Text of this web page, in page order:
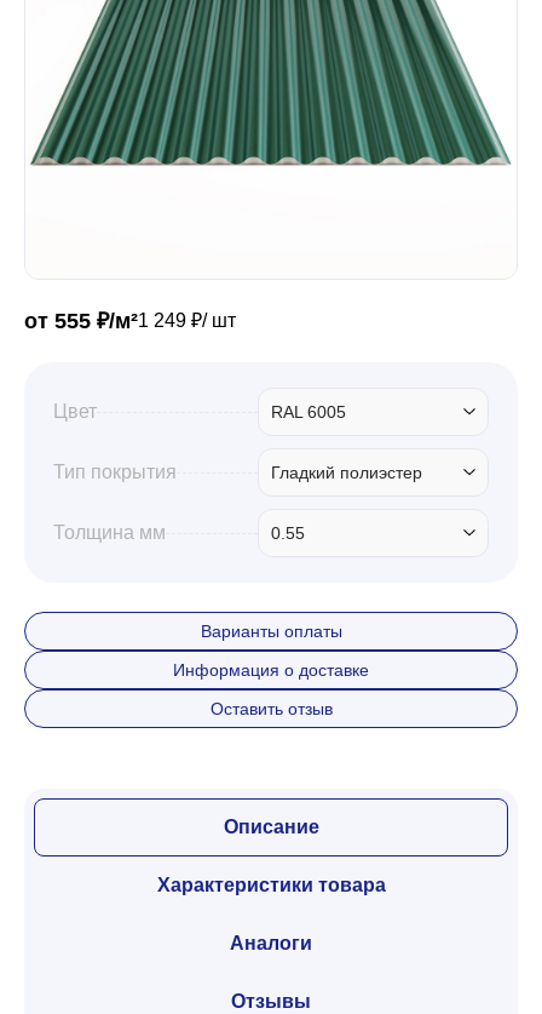
Забор
Кровля
Профили для гипсокартона
от 555 ₽/м²1 249 ₽/ шт
Цвет RAL 6005
Тип покрытия Гладкий полиэстер
Толщина мм 0.55
Варианты оплаты
Информация о доставке
Оставить отзыв
Описание
Характеристики товара
Аналоги
Отзывы